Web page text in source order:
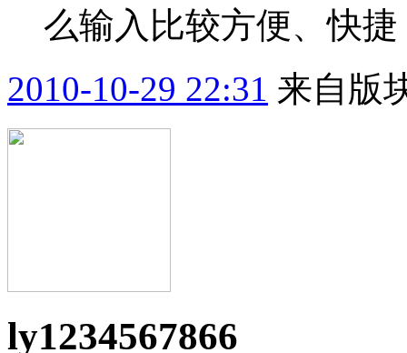
么输入比较方便、快
2010-10-29 22:31 来自版
ly1234567866